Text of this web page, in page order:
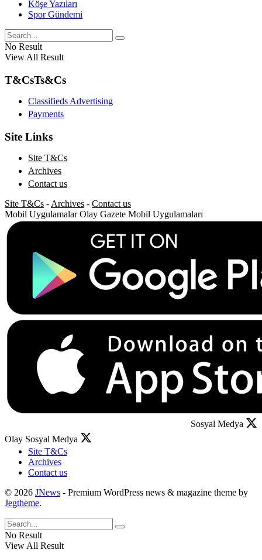
Köşe Yazıları
Spor Gündemi
No Result
View All Result
T&CsTs&Cs
Classifieds Advertising
Payments
Site Links
Site T&Cs
Archives
Contact us
Site T&Cs - Archives - Contact us
Mobil Uygulamalar Olay Gazete Mobil Uygulamaları
Sosyal Medya
Olay Sosyal Medya
Site T&Cs
Archives
Contact us
© 2026 JNews - Premium WordPress news & magazine theme by
Jegtheme.
No Result
View All Result